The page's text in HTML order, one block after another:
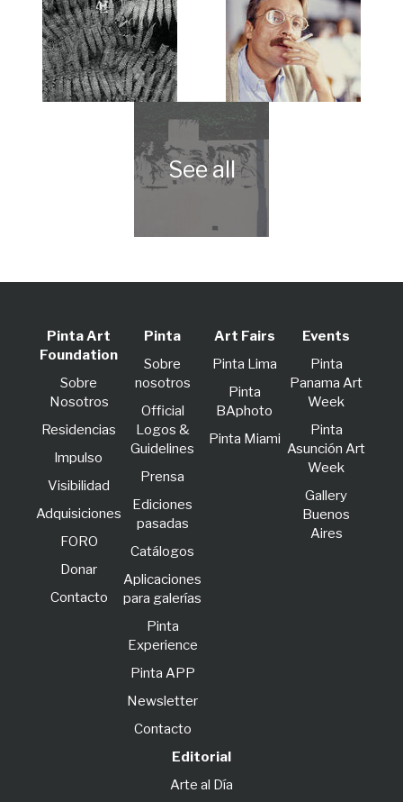
Pinta Art
Foundation
Sobre
Nosotros
Residencias
lmpulso
Visibilidad
Adquisiciones
FORO
Donar
Contacto
Pinta
Sobre
nosotros
Official
Logos &
Guidelines
Prensa
Ediciones
pasadas
Catálogos
Aplicaciones
para galerías
Pinta
Experience
Pinta APP
Newsletter
Contacto
Art Fairs
Pinta Lima
Pinta
BAphoto
Pinta Miami
Events
Pinta
Panama Art
Week
Pinta
Asunción Art
Week
Gallery
Buenos
Aires
Editorial
Arte al Día